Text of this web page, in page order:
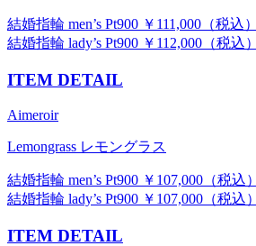
結婚指輪 men’s Pt900 ￥111,000（税込）
結婚指輪 lady’s Pt900 ￥112,000（税込）
ITEM DETAIL
Aimeroir
Lemongrass レモングラス
結婚指輪 men’s Pt900 ￥107,000（税込）
結婚指輪 lady’s Pt900 ￥107,000（税込）
ITEM DETAIL